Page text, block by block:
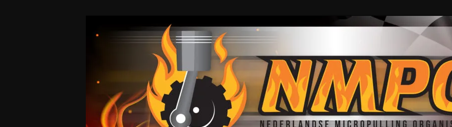
Nederlandse MicroPulling Organisatie
De meest krachtige modelbouwsport ter wereld!